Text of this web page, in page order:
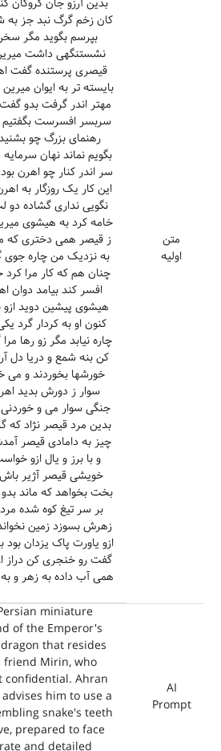
متن
اولیه
کان زخم گرگ نبد جز به
بپرسم بگوید مگر
نشستنگهی داشت
قیصری پرستنده گفت
بایسته تر به ایوان
مهتر اندر گرفت بدو
سربسر افسرست بگفتیم و
رهنمای بزرگ چو
بگویم نماند نهان
سر اندر کنار چو اهرن
این کار یک روزگار به
نگویی نداری گشاده
خامه کرد به هیشوی
ز قیصر همی دختری که
به نزدیک من چاره جوی
چنان هم که کار مرا
افسر کند بیامد دوان
هیشوی پیشین دوید ازو
کنون او به کردار گرد
چاره نیابد مگر زو
کن بنه شمع و دریا دل
خورشها بخوردند و می
سوار ز دورش بدید
جنگی سوار می و
بدین مرد قیصر نژاد
چیز به دامادی قیصر
و با برز و یال ازو
خویشی قیصر آژیر باش
بخت بخواهد که ماند
بر سر تیغ کوه شده
زهرش بسوزد زمین
ازو یاورت پاک یزدان بود
گفت رو خنجری کن دراز
همی آب داده به زهر و
AI
Prompt
miniature
of the Emperor's
that resides
friend Mirin, who
confidential. Ahran
him to use a
snake's teeth
prepared to face
and detailed